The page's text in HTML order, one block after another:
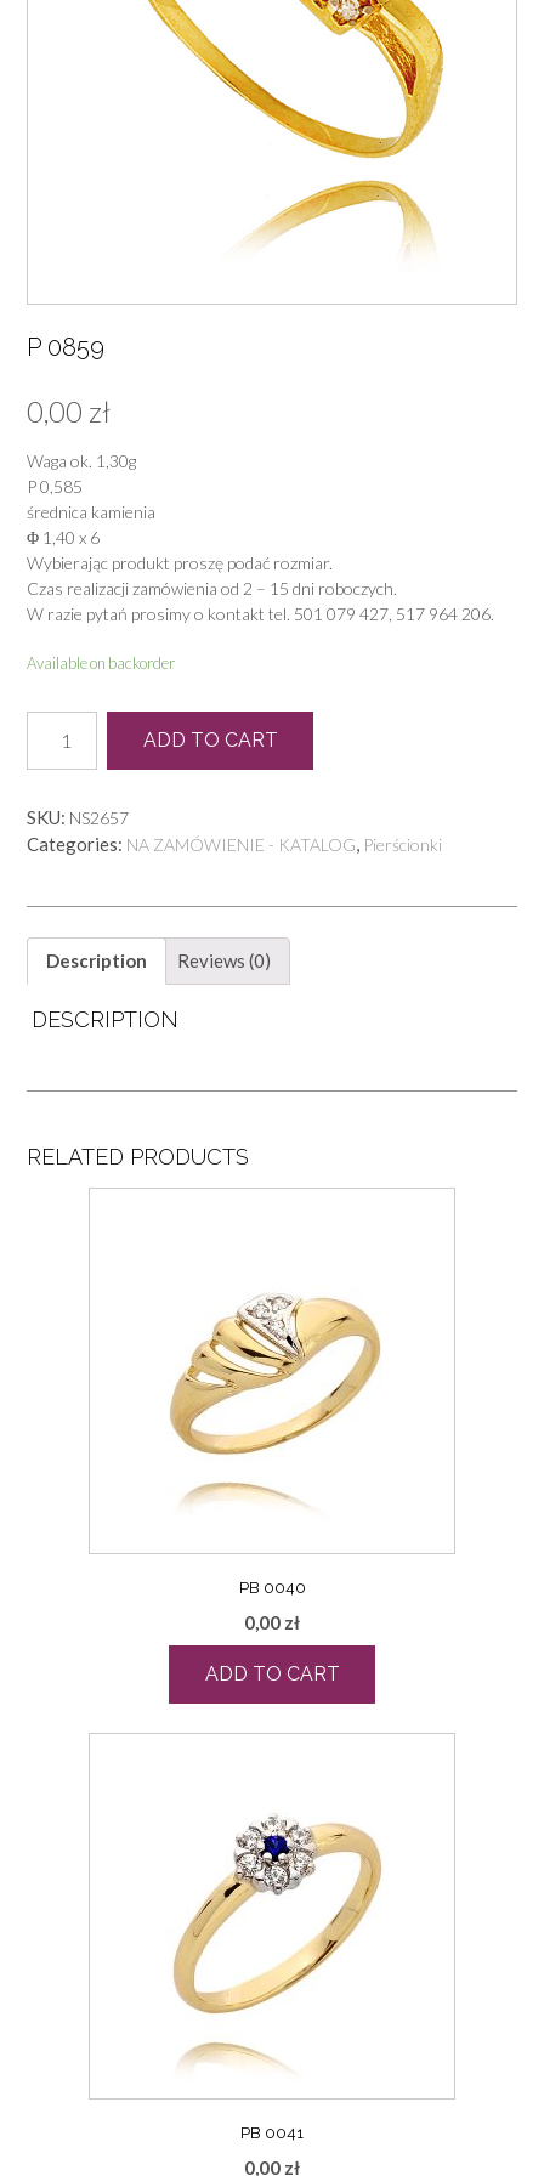
P 0859
0,00 zł
Waga ok. 1,30g
P 0,585
średnica kamienia
Φ 1,40 x 6
Wybierając produkt proszę podać rozmiar.
Czas realizacji zamówienia od 2 – 15 dni roboczych.
W razie pytań prosimy o kontakt tel. 501 079 427, 517 964 206.
Available on backorder
0859
quantity
ADD TO CART
SKU: NS2657
Categories: NA ZAMÓWIENIE - KATALOG, Pierścionki
Description Reviews (0)
DESCRIPTION
RELATED PRODUCTS
PB 0040
0,00 zł
ADD TO CART
PB 0041
0,00 zł